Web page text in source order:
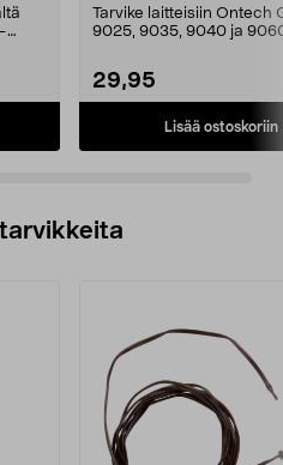
Tarvike laitteisiin Ontech
9025, 9035, 9040 ja
29,95
Lisää ostoskoriin